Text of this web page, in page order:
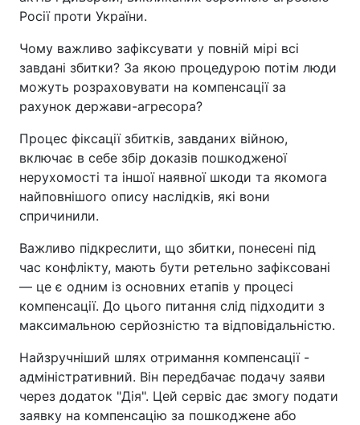
Росії проти України.
Чому важливо зафіксувати у повній мірі всі
завдані збитки? За якою процедурою потім люди
можуть розраховувати на компенсації за
рахунок держави-агресора?
Процес фіксації збитків, завданих війною,
включає в себе збір доказів пошкодженої
нерухомості та іншої наявної шкоди та якомога
найповнішого опису наслідків, які вони
спричинили.
Важливо підкреслити, що збитки, понесені під
час конфлікту, мають бути ретельно зафіксовані
— це є одним із основних етапів у процесі
компенсації. До цього питання слід підходити з
максимальною серйозністю та відповідальністю.
Найзручніший шлях отримання компенсації -
адміністративний. Він передбачає подачу заяви
через додаток "Дія". Цей сервіс дає змогу подати
заявку на компенсацію за пошкоджене або